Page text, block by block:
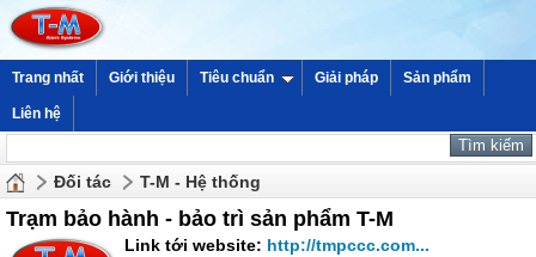
Trang nhất Giới thiệu Tiêu chuẩn Giải pháp Sản phẩm
Liên hệ
Đối tác T-M - Hệ thống
Trạm bảo hành - bảo trì sản phẩm T-M
Link tới website: http://tmpccc.com...